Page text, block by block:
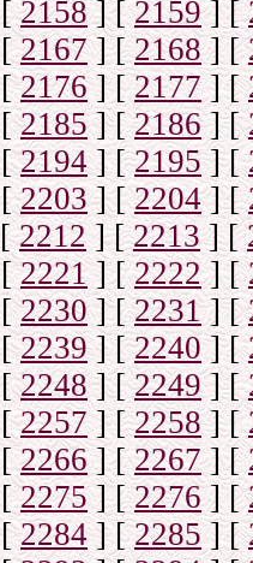
[2158] [2159] [
[2167] [2168] [
[2176] [2177] [
[2185] [2186] [
[2194] [2195] [
[2203] [2204] [
[2212] [2213] [
[2221] [2222] [
[2230] [2231] [
[2239] [2240] [
[2248] [2249] [
[2257] [2258] [
[2266] [2267] [
[2275] [2276] [
[2284] [2285] [